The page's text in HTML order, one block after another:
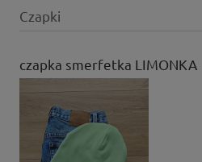
Czapki
czapka smerfetka LIMONKA